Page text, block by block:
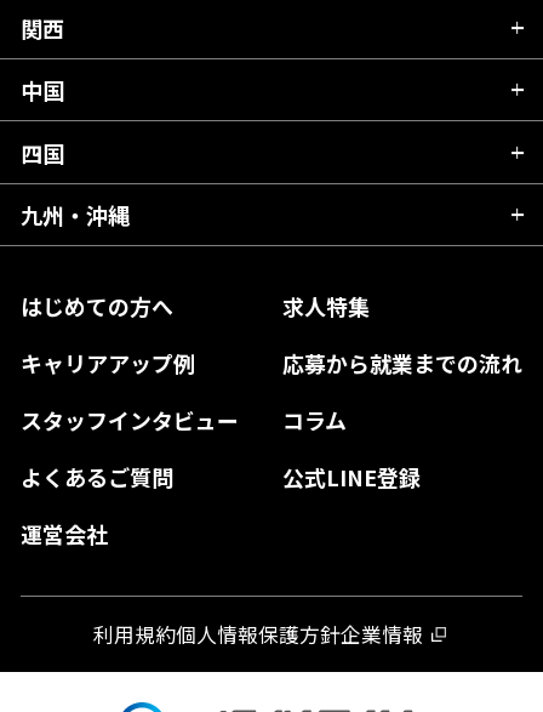
はじめての方へ
求人特集
キャリアアップ例
応募から就業までの流れ
スタッフインタビュー
コラム
よくあるご質問
公式LINE登録
運営会社
岩手県
宮城県
福島県
群馬県
千葉県
東京都
神奈川県
富山県
石川県
山梨県
長野県
岐阜県
静岡県
愛知県
関西
滋賀県
京都府
大阪府
奈良県
和歌山県
中国
広島県
岡山県
島根県
山口県
四国
愛媛県
徳島県
九州・沖縄
熊本県
宮崎県
鹿児島県
利用規約個人情報保護方針企業情報